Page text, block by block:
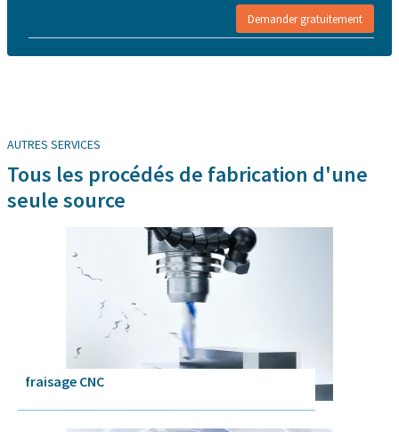
Demander gratuitement
AUTRES SERVICES
Tous les procédés de fabrication d'une
seule source
fraisage CNC